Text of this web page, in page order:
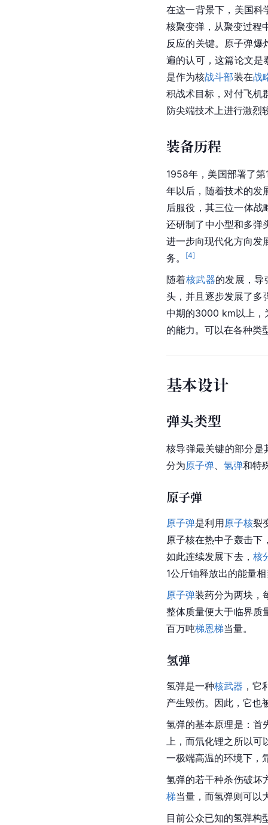
在这一背景下，美国科
核聚变弹，从聚变过程
反应的关键。原子弹
遍的认可，这篇论文是
是作为核战斗部装在战
积战术目标，对付飞机
防尖端技术上进行激烈
装备历程
1958年，美国部署了
年以后，随着技术的
后服役，其三位一体
还研制了中小型和多弹
进一步向现代化方向发
务。
[4]
随着核武器的发展，导
头，并且逐步发展了多
中期的3000 km以上，
的能力。可以在各种类
基本设计
弹头类型
核导弹最关键的部分是
分为原子弹、 氢弹和特
原子弹
原子弹是利用原子核裂
原子核在热中子轰击下
如此连续发展下去， 核
1公斤铀释放出的能量
原子弹装药分为两块，
整体质量便大于临界质
百万吨梯恩梯当量。
氢弹
氢弹是一种核武器 ，它
产生毁伤。因此，它也
氢弹的基本原理是：首
上，而氘化锂之所以可
一极端高温的环境下，
氢弹的若干种杀伤破坏
梯当量，而氢弹则可以
目前公众已知的氢弹构